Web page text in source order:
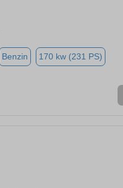
Benzin 170 kw (231 PS)